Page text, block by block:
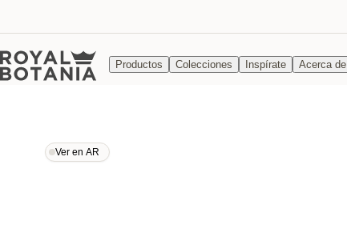
Productos Colecciones Inspírate Acerca de
Ver en AR
Ver en AR